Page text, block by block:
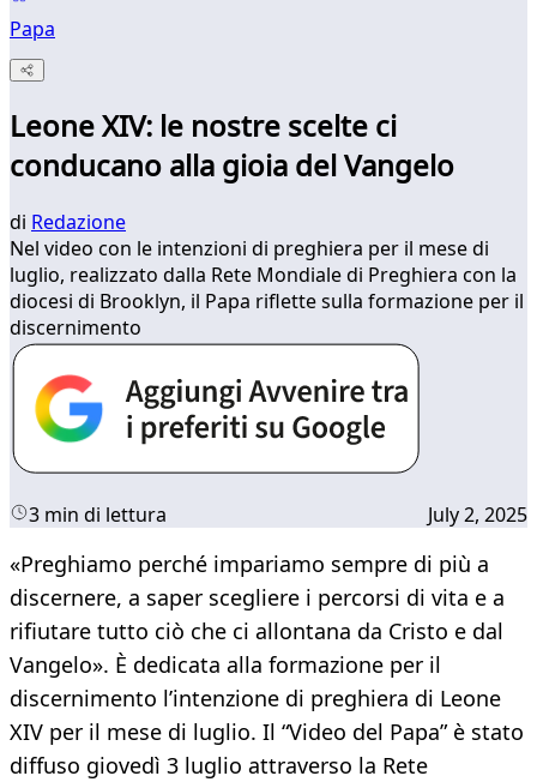
Papa
Leone XIV: le nostre scelte ci
conducano alla gioia del Vangelo
di Redazione
Nel video con le intenzioni di preghiera per il mese di
luglio, realizzato dalla Rete Mondiale di Preghiera con la
diocesi di Brooklyn, il Papa riflette sulla formazione per il
discernimento
3 min di lettura July 2, 2025
«Preghiamo perché impariamo sempre di più a
discernere, a saper scegliere i percorsi di vita e a
rifiutare tutto ciò che ci allontana da Cristo e dal
Vangelo». È dedicata alla formazione per il
discernimento l’intenzione di preghiera di Leone
XIV per il mese di luglio. Il “Video del Papa” è stato
diffuso giovedì 3 luglio attraverso la Rete